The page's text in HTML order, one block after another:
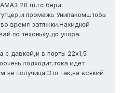
20 л),то бери
промажь Унипакомштобы
время затяжки.Накидной
по техоньку,до упора.
с давкой,и в порты 22х1,5
подходит,тока идет
не получица.Это так,на всякий